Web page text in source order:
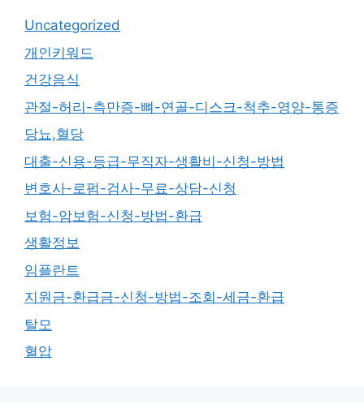
Uncategorized
개인키워드
건강음식
관절-허리-측만증-뼈-연골-디스크-척추-영양-통증
당뇨,혈당
대출-신용-등급-무직자-생활비-신청-방법
변호사-로펌-검사-무료-상담-신청
보험-암보험-신청-방법-환급
생활정보
임플란트
지원금-환급금-신청-방법-조회-세금-환급
탈모
혈압